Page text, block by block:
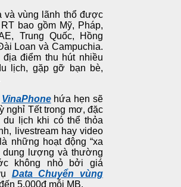
vùng lãnh thổ được
bao gồm Mỹ, Pháp,
Trung Quốc, Hồng
Loan và Campuchia.
điểm thu hút nhiều
lịch, gặp gỡ bạn bè,
VinaPhone hứa hẹn sẽ
nghỉ Tết trong mơ, đặc
lịch khi có thể thỏa
livestream hay video
những hoạt động “xa
dung lượng và thường
không nhỏ bởi giá
Data Chuyển vùng
5.000đ mỗi MB.